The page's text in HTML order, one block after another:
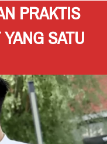
PRAKTIS
SATU